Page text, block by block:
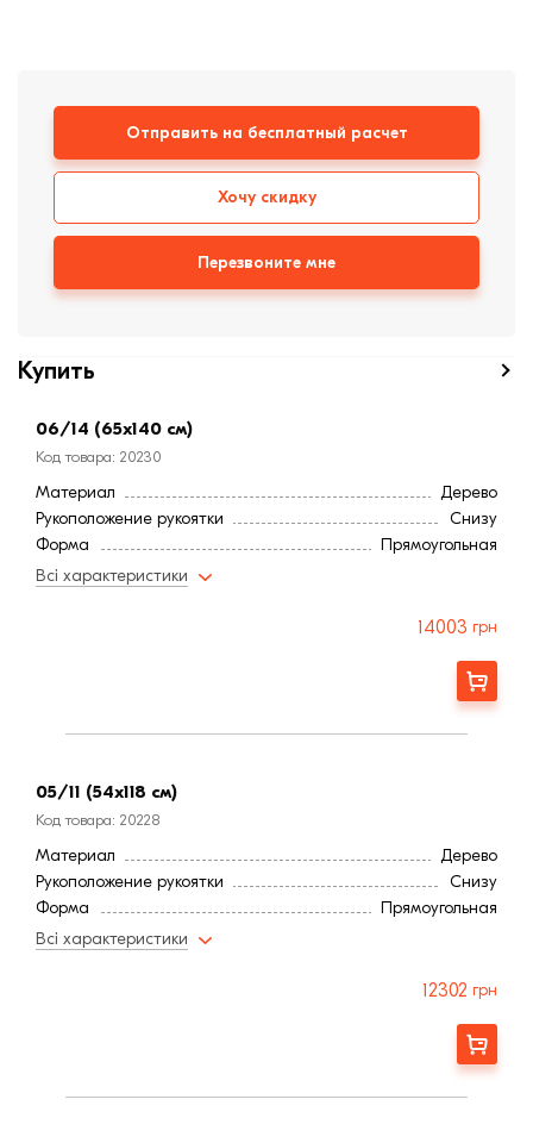
Строительные
Отправить на бесплатный расчет
Хочу скидку
Перезвоните мне
Купить
06/14 (65x140 см)
Код товара: 20230
Материал
Дерево
Рукоположение рукоятки
Снизу
Форма
Прямоугольная
Угол наклона
Всі характеристики
14003 грн
Заказать
05/11 (54x118 см)
Код товара: 20228
Материал
Дерево
Рукоположение рукоятки
Снизу
Форма
Прямоугольная
Угол наклона
Всі характеристики
12302 грн
Заказать